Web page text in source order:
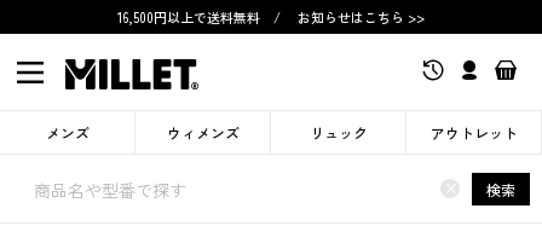
16,500円以上で送料無料 / お知らせはこちら >>
メンズ ウィメンズ リュック アウトレット
× 検索